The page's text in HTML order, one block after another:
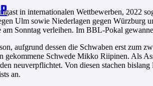
in internationalen Wettbewerben, 2022
Ulm sowie Niederlagen gegen Würzburg
Sonntag verleihen. Im BBL-Pokal
aufgrund dessen die Schwaben erst
Schwede Mikko Riipinen. Als
neuverpflichtet. Von diesen stachen
an.